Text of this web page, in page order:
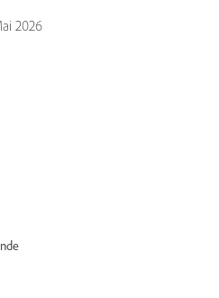
2026